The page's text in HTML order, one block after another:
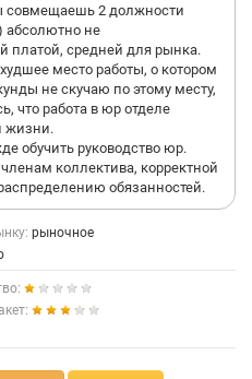
совмещаешь 2 должности
абсолютно не
платой, средней для рынка.
место работы, о котором
не скучаю по этому месту,
что работа в юр отделе
жизни.
обучить руководство юр.
коллектива, корректной
обязанностей.
рыночное